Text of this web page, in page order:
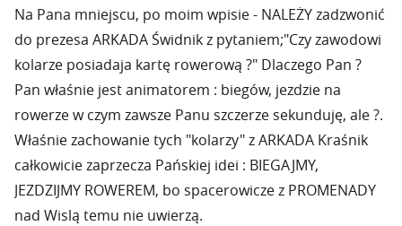
Na Pana mniejscu, po moim wpisie - NALEŻY zadzwonić
do prezesa ARKADA Świdnik z pytaniem;"Czy zawodowi
kolarze posiadaja kartę rowerową ?" Dlaczego Pan ?
Pan właśnie jest animatorem : biegów, jezdzie na
rowerze w czym zawsze Panu szczerze sekunduję, ale ?.
Właśnie zachowanie tych "kolarzy" z ARKADA Kraśnik
całkowicie zaprzecza Pańskiej idei : BIEGAJMY,
JEZDZIJMY ROWEREM, bo spacerowicze z PROMENADY
nad Wislą temu nie uwierzą.